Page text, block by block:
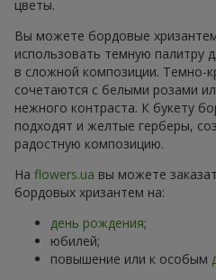
цветы.
Вы можете бордовые
использовать темную палитру
в сложной композиции. Темно-
сочетаются с белыми розами
нежного контраста. К букету
подходят и желтые герберы,
радостную композицию.
На flowers.ua вы можете
бордовых хризантем на:
день рождения;
юбилей;
повышение или к особым